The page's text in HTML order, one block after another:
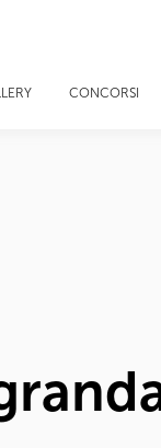
CONCORSI